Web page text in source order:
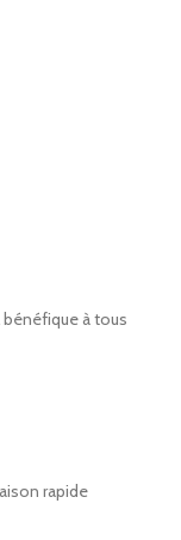
à tous
rapide